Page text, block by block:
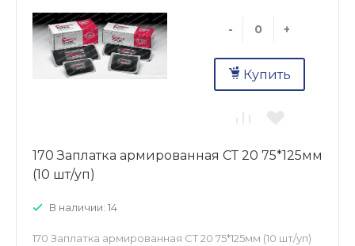
- +
Купить
170 Заплатка армированная СТ 20 75*125мм
(10 шт/уп)
В наличии: 14
170 Заплатка армированная СТ 20 75*125мм (10 шт/уп)